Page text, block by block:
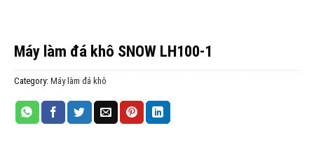
Máy làm đá khô SNOW LH100-1
Category: Máy làm đá khô